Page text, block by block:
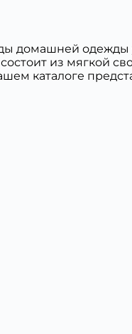
домашней
из мягкой
каталоге